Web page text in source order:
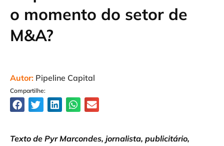
o momento do setor de
M&A?
Autor: Pipeline Capital
Compartilhe:
Texto de Pyr Marcondes, jornalista, publicitário,